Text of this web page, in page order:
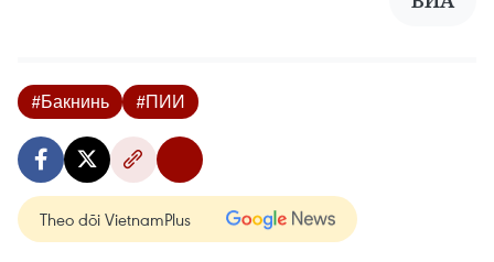
#Бакнинь #ПИИ
Theo dõi VietnamPlus